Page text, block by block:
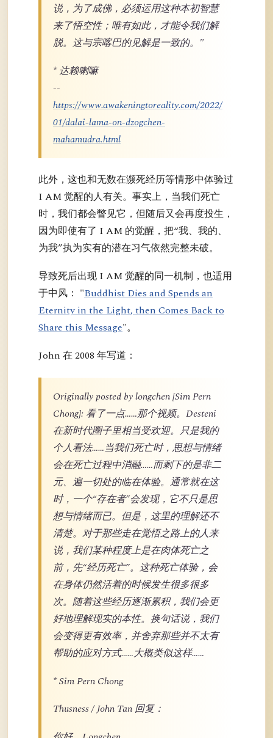
说，为了成佛，必须运用这种本初智慧
来了悟空性；唯有如此，才能令我们解
脱。这与宗喀巴的见解是一致的。"
* 达赖喇嘛
--
https://www.awakeningtoreality.com/2022/
01/dalai-lama-on-dzogchen-
mahamudra.html
此外，这也和无数在濒死经历等情形中体验过
I AM 觉醒的人有关。事实上，当我们死亡
时，我们都会瞥见它，但随后又会再度投生，
因为即使有了 I AM 的觉醒，把“我、我的、
为我”执为实有的潜在习气依然完整未破。
导致死后出现 I AM 觉醒的同一机制，也适用
于中风： "Buddhist Dies and Spends an
Eternity in the Light, then Comes Back to
Share this Message"。
John 在 2008 年写道：
Originally posted by longchen [Sim Pern
Chong]: 看了一点……那个视频。Desteni
在新时代圈子里相当受欢迎。只是我的
个人看法……当我们死亡时，思想与情绪
会在死亡过程中消融……而剩下的是非二
元、遍一切处的临在体验。通常就在这
时，一个“存在者”会发现，它不只是思
想与情绪而已。但是，这里的理解还不
清楚。对于那些走在觉悟之路上的人来
说，我们某种程度上是在肉体死亡之
前，先“经历死亡”。这种死亡体验，会
在身体仍然活着的时候发生很多很多
次。随着这些经历逐渐累积，我们会更
好地理解现实的本性。换句话说，我们
会变得更有效率，并舍弃那些并不太有
帮助的应对方式……大概类似这样……
* Sim Pern Chong
Thusness / John Tan 回复：